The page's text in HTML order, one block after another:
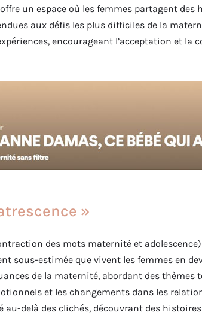
un espace où les femmes partagent
aux défis les plus difficiles de la
encourageant l’acceptation et la
»
des mots maternité et
sous-estimée que vivent les femmes en
de la maternité, abordant des thèmes
et les changements dans les
delà des clichés, découvrant des